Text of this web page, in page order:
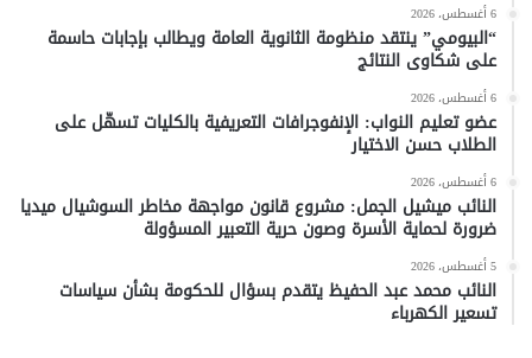
6 أغسطس، 2026
“البيومي” ينتقد منظومة الثانوية العامة ويطالب بإجابات حاسمة
على شكاوى النتائج
6 أغسطس، 2026
عضو تعليم النواب: الإنفوجرافات التعريفية بالكليات تسهّل على
الطلاب حسن الاختيار
6 أغسطس، 2026
النائب ميشيل الجمل: مشروع قانون مواجهة مخاطر السوشيال ميديا
ضرورة لحماية الأسرة وصون حرية التعبير المسؤولة
5 أغسطس، 2026
النائب محمد عبد الحفيظ يتقدم بسؤال للحكومة بشأن سياسات
تسعير الكهرباء